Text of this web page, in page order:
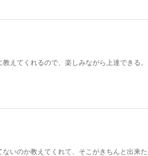
えてくれるので、楽しみながら上達できる。
ないのか教えてくれて、そこがきちんと出来